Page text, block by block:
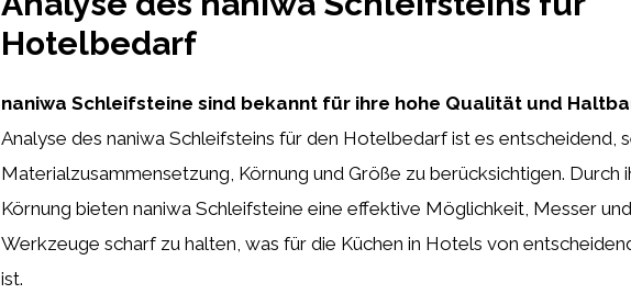
Hotelbedarf
naniwa Schleifsteine sind bekannt für ihre hohe Qualität und
Analyse des naniwa Schleifsteins für den Hotelbedarf ist es entscheidend,
Materialzusammensetzung, Körnung und Größe zu berücksichtigen. Durch
Körnung bieten naniwa Schleifsteine eine effektive Möglichkeit, Messer
Werkzeuge scharf zu halten, was für die Küchen in Hotels von
ist.